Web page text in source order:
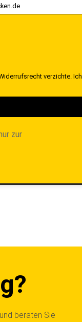
verzichte. Ich
zur
beraten Sie